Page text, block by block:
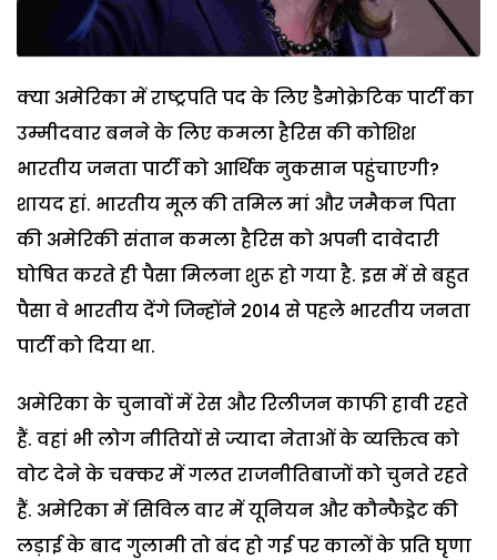
क्या अमेरिका में राष्ट्रपति पद के लिए डैमोक्रेटिक पार्टी का
उम्मीदवार बनने के लिए कमला हैरिस की कोशिश
भारतीय जनता पार्टी को आर्थिक नुकसान पहुंचाएगी?
शायद हां. भारतीय मूल की तमिल मां और जमैकन पिता
की अमेरिकी संतान कमला हैरिस को अपनी दावेदारी
घोषित करते ही पैसा मिलना शुरू हो गया है. इस में से बहुत
पैसा वे भारतीय देंगे जिन्होंने 2014 से पहले भारतीय जनता
पार्टी को दिया था.
अमेरिका के चुनावों में रेस और रिलीजन काफी हावी रहते
हैं. वहां भी लोग नीतियों से ज्यादा नेताओं के व्यक्तित्व को
वोट देने के चक्कर में गलत राजनीतिबाजों को चुनते रहते
हैं. अमेरिका में सिविल वार में यूनियन और कौन्फैड्रेट की
लड़ाई के बाद गुलामी तो बंद हो गई पर कालों के प्रति घृणा